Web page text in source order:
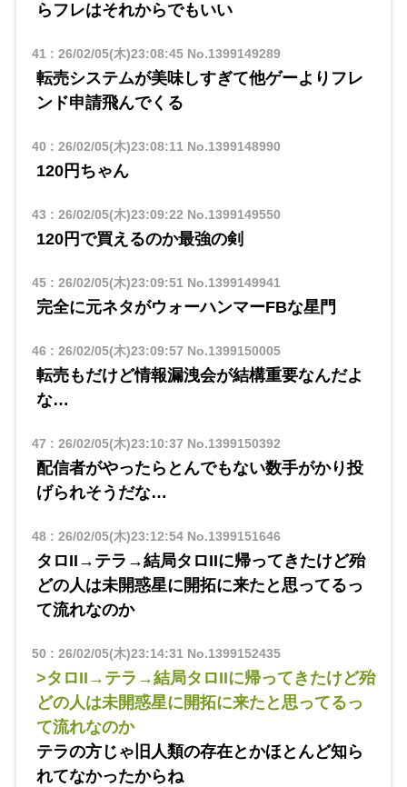
らフレはそれからでもいい
41 : 26/02/05(木)23:08:45No.1399149289
転売システムが美味しすぎて他ゲーよりフレ
ンド申請飛んでくる
40 : 26/02/05(木)23:08:11 No.1399148990
120円ちゃん
43 : 26/02/05(木)23:09:22 No.1399149550
120円で買えるのか最強の剣
45: 26/02/05(木)23:09:51 No.1399149941
完全に元ネタがウォーハンマーFBな星門
46 : 26/02/05(木)23:09:57 No.1399150005
転売もだけど情報漏洩会が結構重要なんだよ
な…
47 : 26/02/05(木)23:10:37 No.1399150392
配信者がやったらとんでもない数手がかり投
げられそうだな…
48: 26/02/05(木)23:12:54No.1399151646
タロII→テラ→結局タロIIに帰ってきたけど殆
どの人は未開惑星に開拓に来たと思ってるっ
て流れなのか
50 : 26/02/05(木)23:14:31 No.1399152435
>タロII→テラ→結局タロIIに帰ってきたけど殆
どの人は未開惑星に開拓に来たと思ってるっ
て流れなのか
テラの方じゃ旧人類の存在とかほとんど知ら
れてなかったからね